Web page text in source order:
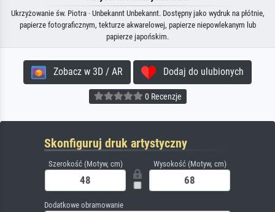
Ukrzyżowanie św. Piotra · Unbekannt Unbekannt. Dostępny jako wydruk na płótnie,
papierze fotograficznym, tekturze akwarelowej, papierze niepowlekanym lub
papierze japońskim.
Zobacz w 3D / AR Dodaj do ulubionych
0 Recenzje
Skonfiguruj druk artystyczny
Szerokość (Motyw, cm) Wysokość (Motyw, cm)
Dodatkowe obramowanie